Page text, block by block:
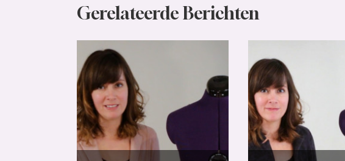
Gerelateerde Berichten